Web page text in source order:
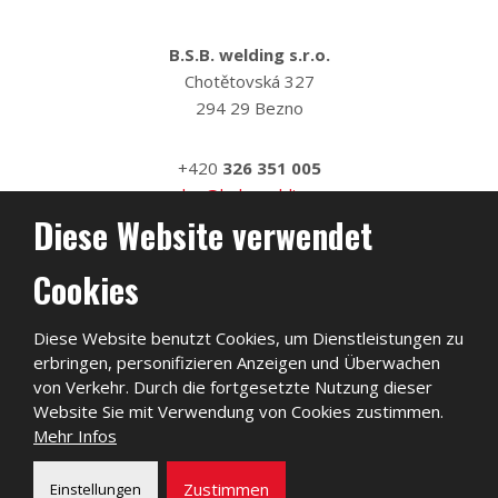
B.S.B. welding s.r.o.
Chotětovská 327
294 29 Bezno
+420 326 351 005
sales@bsb-welding.cz
Sitemap|Privatleben
Diese Website verwendet
Cookies
Diese Website benutzt Cookies, um Dienstleistungen zu
erbringen, personifizieren Anzeigen und Überwachen
von Verkehr. Durch die fortgesetzte Nutzung dieser
Website Sie mit Verwendung von Cookies zustimmen.
Mehr Infos
Einstellungen Zustimmen